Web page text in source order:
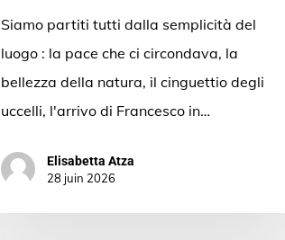
Siamo partiti tutti dalla semplicità del
luogo : la pace che ci circondava, la
bellezza della natura, il cinguettio degli
uccelli, l'arrivo di Francesco in…
Elisabetta Atza
28 juin 2026